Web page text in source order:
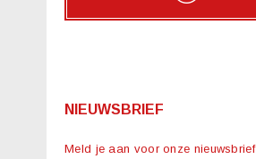
NIEUWSBRIEF
Meld je aan voor onze nieuwsbrief